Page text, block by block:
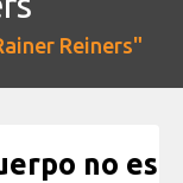
Reiners"
no es